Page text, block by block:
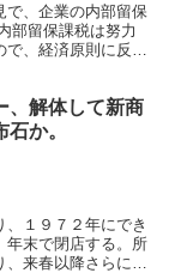
で、企業の内部留保
部留保課税は努力
、経済原則に反す
、解体して新商
か。
１９７２年にでき
年末で閉店する。所
来春以降さらに立